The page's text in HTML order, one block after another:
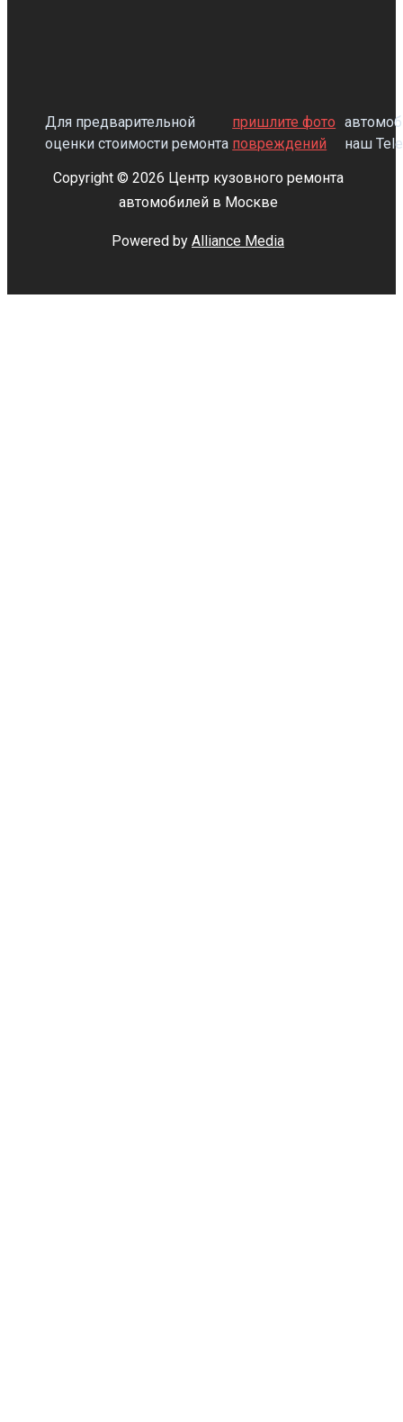
Для предварительной
оценки стоимости ремонта
пришлите фото
повреждений
наш
Copyright © 2026 Центр кузовного ремонта
автомобилей в Москве
Powered by Alliance Media